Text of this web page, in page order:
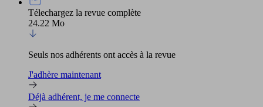
Télechargez la revue complète
24.22 Mo
Seuls nos adhérents ont accès à la revue
J'adhère maintenant
Déjà adhérent, je me connecte